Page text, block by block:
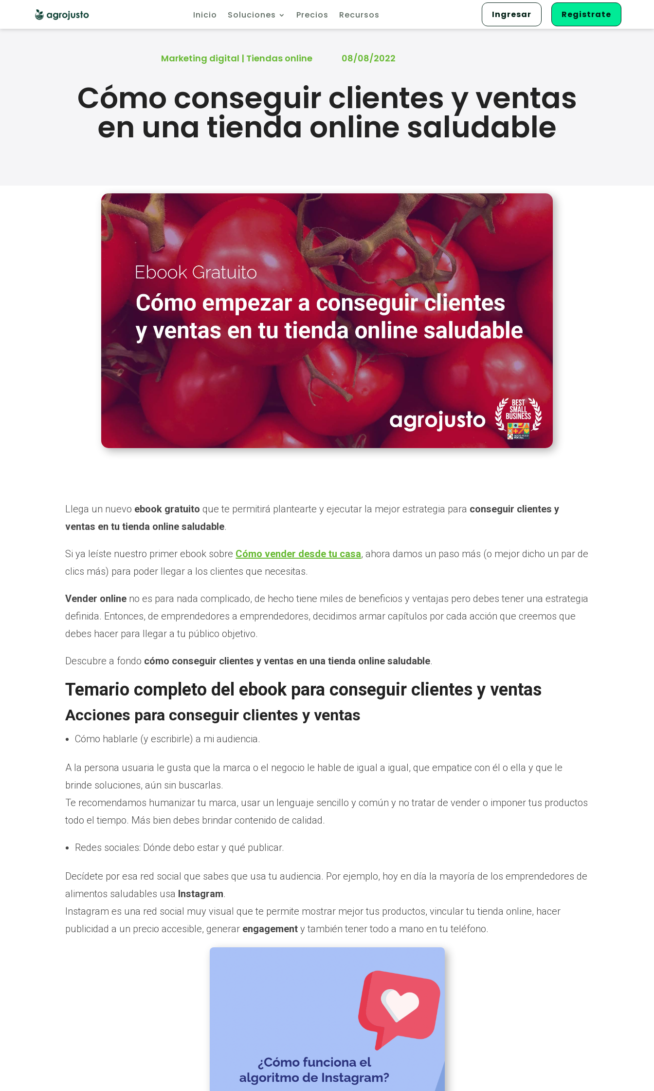
Inicio Soluciones Precios Recursos Ingresar Registrate
Marketing digital | Tiendas online 08/08/2022
Cómo conseguir clientes y ventas
en una tienda online saludable
Llega un nuevo ebook gratuitoque te permitirá plantearte y ejecutar la mejor estrategia para conseguir clientes y
ventas en tu tienda online saludable.
Si ya leíste nuestro primer ebook sobre Cómo vender desde tu casa, ahora damos un paso más (o mejor dicho un par de
clics más) para poder llegar a los clientes que necesitas.
Vender online no es para nada complicado, de hecho tiene miles de beneficios y ventajas pero debes tener una estrategia
definida. Entonces, de emprendedores a emprendedores, decidimos armar capítulos por cada acción que creemos que
debes hacer para llegar a tu público objetivo.
Descubre a fondo cómo conseguir clientes y ventas en una tienda online saludable.
Temario completo del ebook para conseguir clientes y ventas
Acciones para conseguir clientes y ventas
Cómo hablarle (y escribirle) a mi audiencia.
A la persona usuaria le gusta que la marca o el negocio le hable de igual a igual, que empatice con él o ella y que le
brinde soluciones, aún sin buscarlas.
Te recomendamos humanizar tu marca, usar un lenguaje sencillo y común y no tratar de vender o imponer tus productos
todo el tiempo. Más bien debes brindar contenido de calidad.
Redes sociales: Dónde debo estar y qué publicar.
Decídete por esa red social que sabes que usa tu audiencia. Por ejemplo, hoy en día la mayoría de los emprendedores de
alimentos saludables usa Instagram.
Instagram es una red social muy visual que te permite mostrar mejor tus productos, vincular tu tienda online, hacer
publicidad a un precio accesible, generar engagement y también tener todo a mano en tu teléfono.